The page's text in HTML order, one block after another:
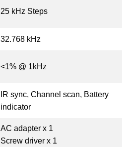
25 kHz Steps
32.768 kHz
<1% @ 1kHz
IR sync, Channel scan, Battery
indicator
AC adapter x 1
Screw driver x 1